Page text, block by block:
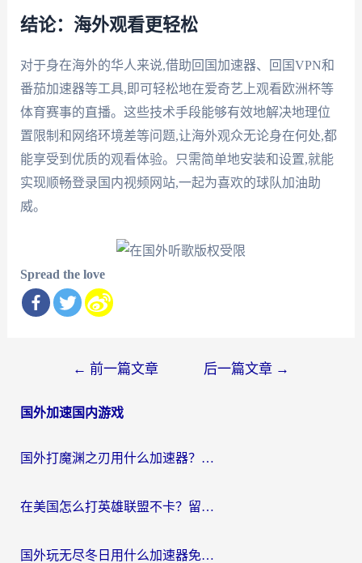
结论：海外观看更轻松
对于身在海外的华人来说,借助回国加速器、回国VPN和
番茄加速器等工具,即可轻松地在爱奇艺上观看欧洲杯等
体育赛事的直播。这些技术手段能够有效地解决地理位
置限制和网络环境差等问题,让海外观众无论身在何处,都
能享受到优质的观看体验。只需简单地安装和设置,就能
实现顺畅登录国内视频网站,一起为喜欢的球队加油助
威。
Spread the love
导
← 前一篇文章 后一篇文章 →
国外加速国内游戏
国外打魔渊之刃用什么加速器？2026海外玩家国服游戏加速全攻略（附闪耀暖暖&复苏的魔女避坑指南）
在美国怎么打英雄联盟不卡？留学生亲测的国服游戏加速全攻略
国外玩无尽冬日用什么加速器免费？海外党国服游戏加速避坑指南